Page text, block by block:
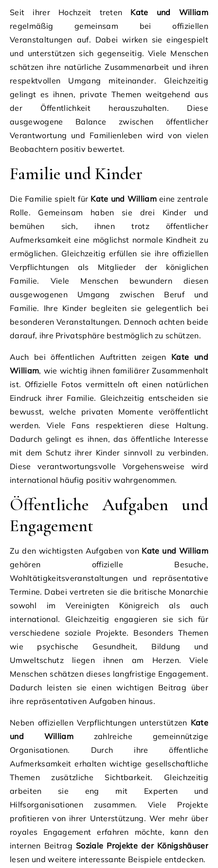
Seit ihrer Hochzeit treten Kate und William
regelmäßig gemeinsam bei offiziellen
Veranstaltungen auf. Dabei wirken sie eingespielt
und unterstützen sich gegenseitig. Viele Menschen
schätzen ihre natürliche Zusammenarbeit und ihren
respektvollen Umgang miteinander. Gleichzeitig
gelingt es ihnen, private Themen weitgehend aus
der Öffentlichkeit herauszuhalten. Diese
ausgewogene Balance zwischen öffentlicher
Verantwortung und Familienleben wird von vielen
Beobachtern positiv bewertet.
Familie und Kinder
Die Familie spielt für Kate und William eine zentrale
Rolle. Gemeinsam haben sie drei Kinder und
bemühen sich, ihnen trotz öffentlicher
Aufmerksamkeit eine möglichst normale Kindheit zu
ermöglichen. Gleichzeitig erfüllen sie ihre offiziellen
Verpflichtungen als Mitglieder der königlichen
Familie. Viele Menschen bewundern diesen
ausgewogenen Umgang zwischen Beruf und
Familie. Ihre Kinder begleiten sie gelegentlich bei
besonderen Veranstaltungen. Dennoch achten beide
darauf, ihre Privatsphäre bestmöglich zu schützen.
Auch bei öffentlichen Auftritten zeigen Kate und
William, wie wichtig ihnen familiärer Zusammenhalt
ist. Offizielle Fotos vermitteln oft einen natürlichen
Eindruck ihrer Familie. Gleichzeitig entscheiden sie
bewusst, welche privaten Momente veröffentlicht
werden. Viele Fans respektieren diese Haltung.
Dadurch gelingt es ihnen, das öffentliche Interesse
mit dem Schutz ihrer Kinder sinnvoll zu verbinden.
Diese verantwortungsvolle Vorgehensweise wird
international häufig positiv wahrgenommen.
Öffentliche Aufgaben und
Engagement
Zu den wichtigsten Aufgaben von Kate und William
gehören offizielle Besuche,
Wohltätigkeitsveranstaltungen und repräsentative
Termine. Dabei vertreten sie die britische Monarchie
sowohl im Vereinigten Königreich als auch
international. Gleichzeitig engagieren sie sich für
verschiedene soziale Projekte. Besonders Themen
wie psychische Gesundheit, Bildung und
Umweltschutz liegen ihnen am Herzen. Viele
Menschen schätzen dieses langfristige Engagement.
Dadurch leisten sie einen wichtigen Beitrag über
ihre repräsentativen Aufgaben hinaus.
Neben offiziellen Verpflichtungen unterstützen Kate
und William zahlreiche gemeinnützige
Organisationen. Durch ihre öffentliche
Aufmerksamkeit erhalten wichtige gesellschaftliche
Themen zusätzliche Sichtbarkeit. Gleichzeitig
arbeiten sie eng mit Experten und
Hilfsorganisationen zusammen. Viele Projekte
profitieren von ihrer Unterstützung. Wer mehr über
royales Engagement erfahren möchte, kann den
internen BeitragSoziale Projekte der Königshäuser
lesen und weitere interessante Beispiele entdecken.